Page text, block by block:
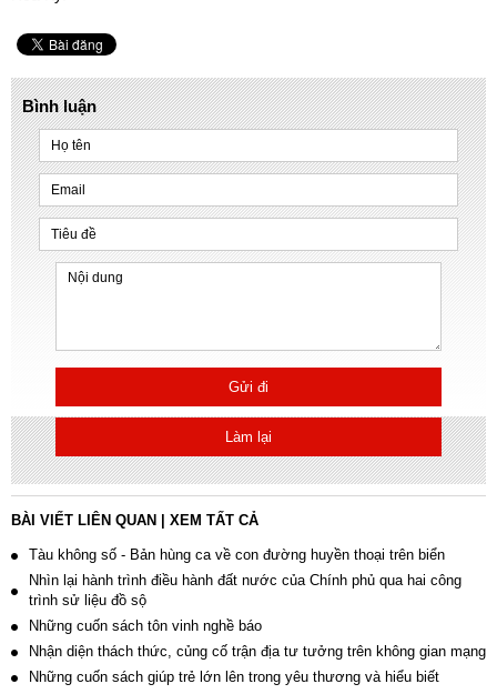
Bình luận
Gửi đi
Làm lại
BÀI VIẾT LIÊN QUAN XEM TẤT CẢ
Tàu không số - Bản hùng ca về con đường huyền thoại trên biển
Nhìn lại hành trình điều hành đất nước của Chính phủ qua hai công
trình sử liệu đồ sộ
Những cuốn sách tôn vinh nghề báo
Nhận diện thách thức, củng cố trận địa tư tưởng trên không gian mạng
Những cuốn sách giúp trẻ lớn lên trong yêu thương và hiểu biết